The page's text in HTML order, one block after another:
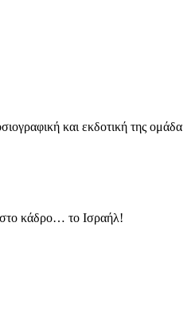
και εκδοτική της ομάδα
στο κάδρο… το Ισραήλ!